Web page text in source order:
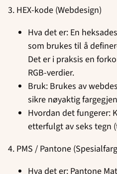
3. HEX-kode (Webdesign)
Hva det er: En
som brukes til å
Det er i praksis en
RGB-verdier.
Bruk: Brukes av
sikre nøyaktig
Hvordan det fungerer:
etterfulgt av seks tegn
4. PMS / Pantone
Hva det er: Pantone